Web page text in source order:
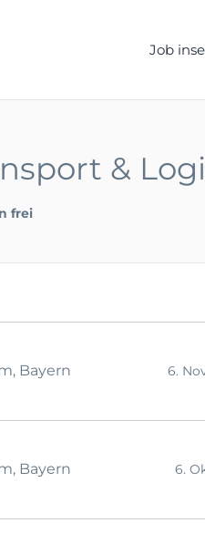
Job
&
frei
Bayern 6.
Bayern 6.